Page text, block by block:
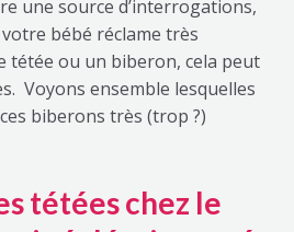
une source d’interrogations,
bébé réclame très
tétée ou un biberon, cela peut
Voyons ensemble lesquelles
biberons très (trop ?)
tétées chez le